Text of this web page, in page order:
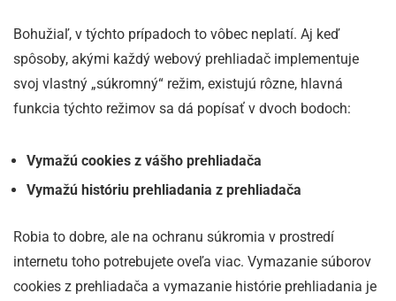
Bohužiaľ, v týchto prípadoch to vôbec neplatí. Aj keď
spôsoby, akými každý webový prehliadač implementuje
svoj vlastný „súkromný“ režim, existujú rôzne, hlavná
funkcia týchto režimov sa dá popísať v dvoch bodoch:
Vymažú cookies z vášho prehliadača
Vymažú históriu prehliadania z prehliadača
Robia to dobre, ale na ochranu súkromia v prostredí
internetu toho potrebujete oveľa viac. Vymazanie súborov
cookies z prehliadača a vymazanie histórie prehliadania je